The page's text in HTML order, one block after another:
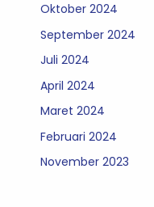
Oktober 2024
September 2024
Juli 2024
April 2024
Maret 2024
Februari 2024
November 2023